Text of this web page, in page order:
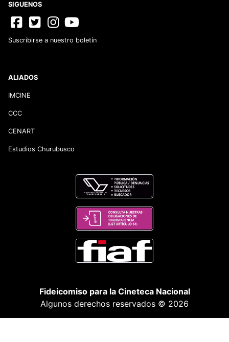
SIGUENOS
Suscribirse a nuestro boletín
ALIADOS
IMCINE
CCC
CENART
Estudios Churubusco
Fideicomiso para la Cineteca Nacional
Algunos derechos reservados © 2026